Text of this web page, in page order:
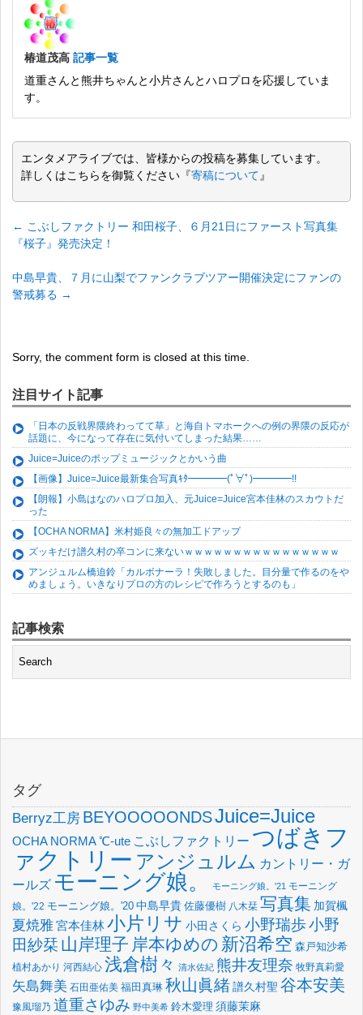
椿道茂高 記事一覧
道重さんと熊井ちゃんと小片さんとハロプロを応援していま
す。
エンタメアライブでは、皆様からの投稿を募集しています。
詳しくはこちらを御覧ください『寄稿について 』
← こぶしファクトリー 和田桜子、６月21日にファースト写真集
『桜子』発売決定！
中島早貴、７月に山梨でファンクラブツアー開催決定にファンの
警戒募る →
Sorry, the comment form is closed at this time.
注目サイト記事
「日本の反戦界隈終わってて草」と海自トマホークへの例の界隈の反応が
話題に、今になって存在に気付いてしまった結果……
Juice=Juiceのポップミュージックとかいう曲
【画像】Juice=Juice最新集合写真ｷﾀ━━━━(ﾟ∀ﾟ)━━━━!!
【朗報】小島はなのハロプロ加入、元Juice=Juice宮本佳林のスカウトだ
った
【OCHA NORMA】米村姫良々の無加工ドアップ
ズッキだけ譜久村の卒コンに来ないｗｗｗｗｗｗｗｗｗｗｗｗｗｗｗｗ
アンジュルム橋迫鈴「カルボナーラ！失敗しました。目分量で作るのをや
めましょう。いきなりプロの方のレシピで作ろうとするのも」
記事検索
タグ
Berryz工房 BEYOOOOONDSJuice=Juice
OCHA NORMA℃-ute こぶしファクトリー つばきフ
ァクトリー アンジュルム カントリー・ガ
ールズ モーニング娘。 モーニング娘。'21 モーニング
娘。'22 モーニング娘。'20 中島早貴 佐藤優樹 八木栞 写真集 加賀楓
夏焼雅宮本佳林小片リサ 小田さくら 小野瑞歩小野
田紗栞 山岸理子 岸本ゆめの 新沼希空 森戸知沙希
植村あかり 河西結心 浅倉樹々 清水佐紀 熊井友理奈 牧野真莉愛
矢島舞美 石田亜佑美 福田真琳 秋山眞緒譜久村聖 谷本安美
豫風瑠乃 道重さゆみ 野中美希 鈴木愛理 須藤茉麻